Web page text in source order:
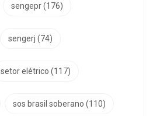
sengepr(176)
sengerj (74)
setor elétrico (117)
sos brasil soberano (110)